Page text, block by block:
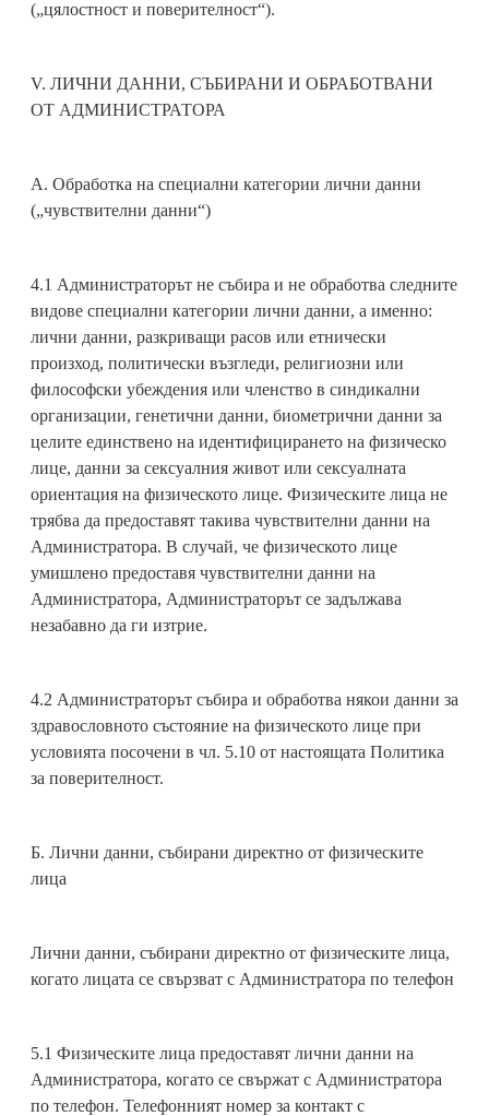
(„цялостност и поверителност“).
V. ЛИЧНИ ДАННИ, СЪБИРАНИ И ОБРАБОТВАНИ
ОТ АДМИНИСТРАТОРА
А. Обработка на специални категории лични данни
(„чувствителни данни“)
4.1 Администраторът не събира и не обработва следните
видове специални категории лични данни, а именно:
лични данни, разкриващи расов или етнически
произход, политически възгледи, религиозни или
философски убеждения или членство в синдикални
организации, генетични данни, биометрични данни за
целите единствено на идентифицирането на физическо
лице, данни за сексуалния живот или сексуалната
ориентация на физическото лице. Физическите лица не
трябва да предоставят такива чувствителни данни на
Администратора. В случай, че физическото лице
умишлено предоставя чувствителни данни на
Администратора, Администраторът се задължава
незабавно да ги изтрие.
4.2 Администраторът събира и обработва някои данни за
здравословното състояние на физическото лице при
условията посочени в чл. 5.10 от настоящата Политика
за поверителност.
Б. Лични данни, събирани директно от физическите
лица
Лични данни, събирани директно от физическите лица,
когато лицата се свързват с Администратора по телефон
5.1 Физическите лица предоставят лични данни на
Администратора, когато се свържат с Администратора
по телефон. Телефонният номер за контакт с